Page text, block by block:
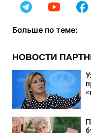
Больше по теме: